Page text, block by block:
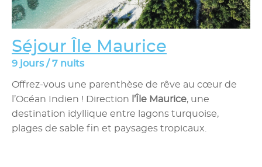
Séjour Île Maurice
9 jours / 7 nuits
Offrez-vous une parenthèse de rêve au cœur de
l’Océan Indien ! Direction
l’Île Maurice, une
destination idyllique entre lagons turquoise,
plages de sable fin et paysages tropicaux.